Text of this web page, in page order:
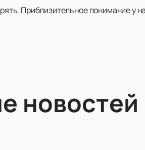
Приблизительное понимание у
новостей